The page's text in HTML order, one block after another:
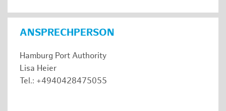
ANSPRECHPERSON
Hamburg Port Authority
Lisa Heier
Tel.: +4940428475055